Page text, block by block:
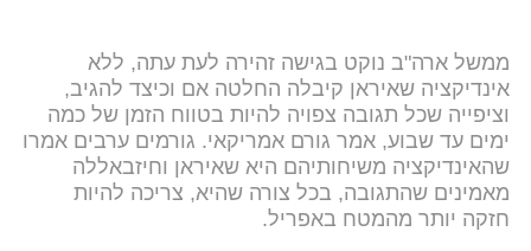
ממשל ארה"ב נוקט בגישה זהירה לעת עתה, ללא
אינדיקציה שאיראן קיבלה החלטה אם וכיצד להגיב,
וציפייה שכל תגובה צפויה להיות בטווח הזמן של כמה
ימים עד שבוע, אמר גורם אמריקאי. גורמים ערבים אמרו
שהאינדיקציה משיחותיהם היא שאיראן וחיזבאללה
מאמינים שהתגובה, בכל צורה שהיא, צריכה להיות
חזקה יותר מהמטח באפריל.